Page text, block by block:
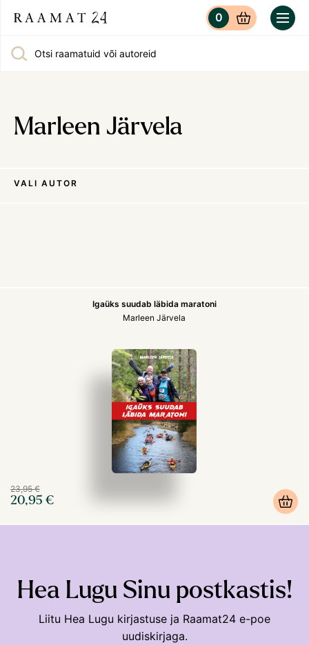
Otsi raamatuid või autoreid
0
Marleen Järvela
VALI AUTOR
Igaüks suudab läbida maratoni
Marleen Järvela
23,95 €
20,95 €
Hea Lugu Sinu postkastis!
Liitu Hea Lugu kirjastuse ja Raamat24 e-poe
uudiskirjaga.